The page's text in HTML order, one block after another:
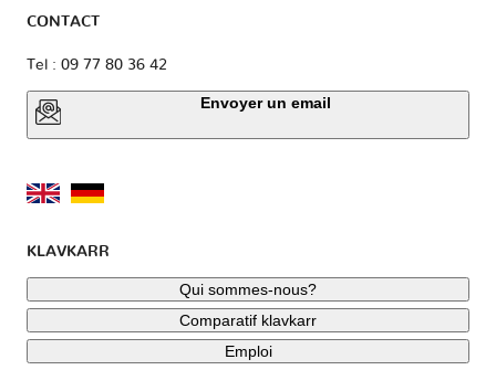
CONTACT
Tel : 09 77 80 36 42
Envoyer un email
KLAVKARR
Qui sommes-nous?
Comparatif klavkarr
Emploi